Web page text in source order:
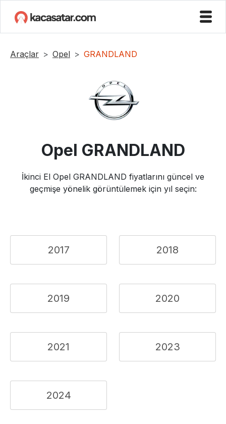
Araçlar Opel GRANDLAND
Opel GRANDLAND
İkinci El Opel GRANDLAND fiyatlarını güncel ve
geçmişe yönelik görüntülemek için yıl seçin:
2017 2018
2019 2020
2021 2023
2024